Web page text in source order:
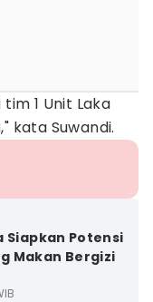
1 Unit Laka
kata Suwandi.
Siapkan Potensi
Makan Bergizi